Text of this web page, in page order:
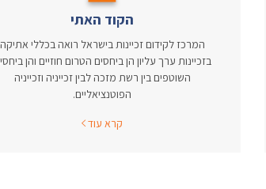
הקוד האתי
המרכז לקידום זכיינות בישראל רואה בכללי אתיקה
בזכיינות ערך עליון הן ביחסים הטרום חוזיים והן
השוטפים בין רשת מזכה לבין זכייניה וזכייניה
הפוטנציאליים.
קרא עוד